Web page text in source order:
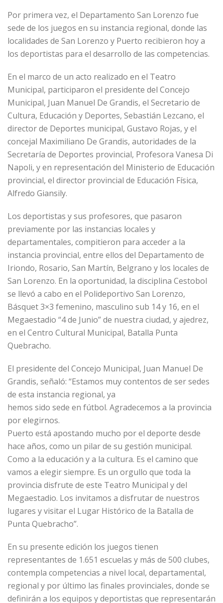
Por primera vez, el Departamento San Lorenzo fue
sede de los juegos en su instancia regional, donde las
localidades de San Lorenzo y Puerto recibieron hoy a
los deportistas para el desarrollo de las competencias.
En el marco de un acto realizado en el Teatro
Municipal, participaron el presidente del Concejo
Municipal, Juan Manuel De Grandis, el Secretario de
Cultura, Educación y Deportes, Sebastián Lezcano, el
director de Deportes municipal, Gustavo Rojas, y el
concejal Maximiliano De Grandis, autoridades de la
Secretaría de Deportes provincial, Profesora Vanesa Di
Napoli, y en representación del Ministerio de Educación
provincial, el director provincial de Educación Física,
Alfredo Giansily.
Los deportistas y sus profesores, que pasaron
previamente por las instancias locales y
departamentales, compitieron para acceder a la
instancia provincial, entre ellos del Departamento de
Iriondo, Rosario, San Martín, Belgrano y los locales de
San Lorenzo. En la oportunidad, la disciplina Cestobol
se llevó a cabo en el Polideportivo San Lorenzo,
Básquet 3×3 femenino, masculino sub 14 y 16, en el
Megaestadio “4 de Junio” de nuestra ciudad, y ajedrez,
en el Centro Cultural Municipal, Batalla Punta
Quebracho.
El presidente del Concejo Municipal, Juan Manuel De
Grandis, señaló: “Estamos muy contentos de ser sedes
de esta instancia regional, ya
hemos sido sede en fútbol. Agradecemos a la provincia
por elegirnos.
Puerto está apostando mucho por el deporte desde
hace años, como un pilar de su gestión municipal.
Como a la educación y a la cultura. Es el camino que
vamos a elegir siempre. Es un orgullo que toda la
provincia disfrute de este Teatro Municipal y del
Megaestadio. Los invitamos a disfrutar de nuestros
lugares y visitar el Lugar Histórico de la Batalla de
Punta Quebracho”.
En su presente edición los juegos tienen
representantes de 1.651 escuelas y más de 500 clubes,
contempla competencias a nivel local, departamental,
regional y por último las finales provinciales, donde se
definirán a los equipos y deportistas que representarán